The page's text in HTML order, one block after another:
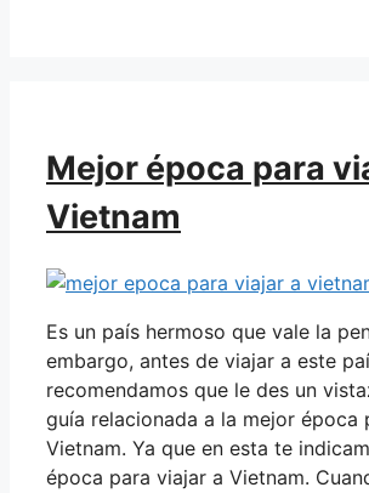
Mejor época para
Vietnam
Es un país hermoso que vale la
embargo, antes de viajar a este
recomendamos que le des un
guía relacionada a la mejor época
Vietnam. Ya que en esta te
época para viajar a Vietnam.